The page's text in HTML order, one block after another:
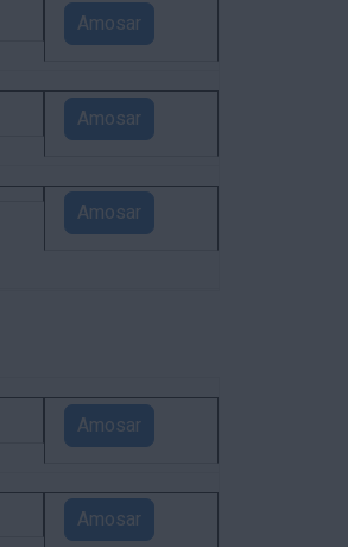
Amosar
Amosar
Amosar
Amosar
Amosar